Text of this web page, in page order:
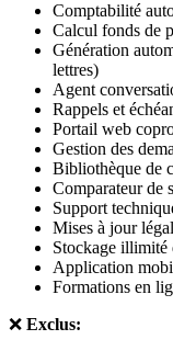
Comptabilité
Calcul fonds de
Génération
lettres)
Agent
Rappels et
Portail web
Gestion des
Bibliothèque de
Comparateur de
Support
Mises à jour
Stockage illimité
Application
Formations en
❌ Exclus: